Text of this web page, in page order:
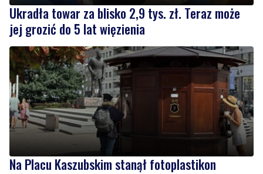
Ukradła towar za blisko 2,9 tys. zł. Teraz może
jej grozić do 5 lat więzienia
Na Placu Kaszubskim stanął fotoplastikon